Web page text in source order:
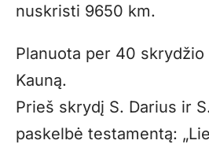
nuskristi 9650 km.
Planuota per 40
Kauną.
Prieš skrydį S. Darius ir
paskelbė testamentą: